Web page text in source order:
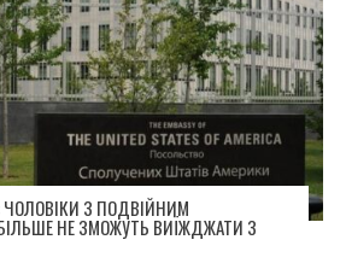
З ПОДВІЙНИМ
НЕ ЗМОЖУТЬ ВИЇЖДЖАТИ З